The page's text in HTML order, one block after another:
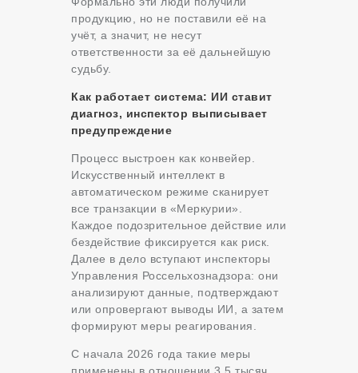
продукцию, но не поставили её на
учёт, а значит, не несут
ответственности за её дальнейшую
судьбу.
Как работает система: ИИ ставит
диагноз, инспектор выписывает
предупреждение
Процесс выстроен как конвейер.
Искусственный интеллект в
автоматическом режиме сканирует
все транзакции в «Меркурии».
Каждое подозрительное действие или
бездействие фиксируется как риск.
Далее в дело вступают инспекторы
Управления Россельхознадзора: они
анализируют данные, подтверждают
или опровергают выводы ИИ, а затем
формируют меры реагирования.
С начала 2026 года такие меры
применены в отношении 3,5 тысяч